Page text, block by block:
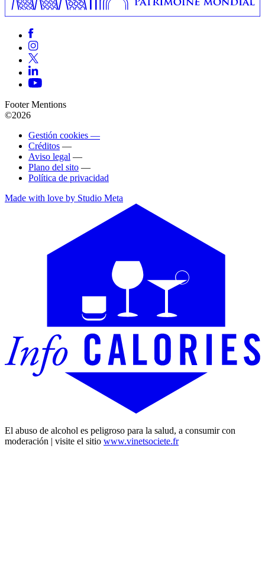
Footer Mentions
©2026
Gestión cookies —
Créditos —
Aviso legal —
Plano del sito —
Política de privacidad
Made with love by Studio Meta
El abuso de alcohol es peligroso para la salud, a consumir con
moderación | visite el sitio www.vinetsociete.fr